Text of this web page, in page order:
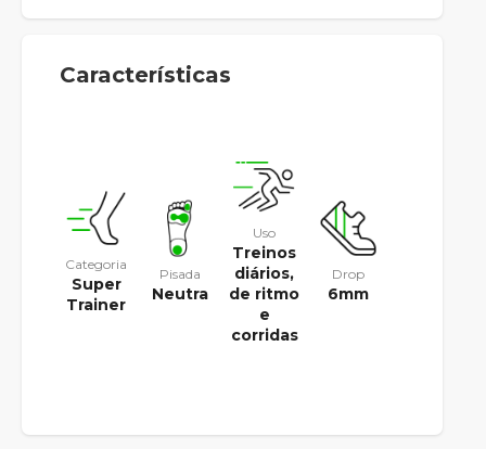
Características
Categoria
Super
Trainer
Pisada
Neutra
Uso
Treinos
diários,
de ritmo
e
corridas
Drop
6mm